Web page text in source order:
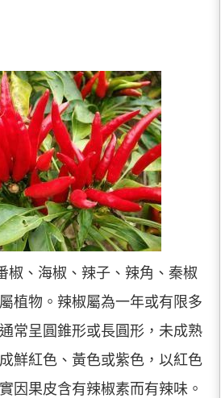
椒、海椒、辣子、辣角、秦椒
植物。辣椒屬為一年或有限多
常呈圓錐形或長圓形，未成熟
鮮紅色、黃色或紫色，以紅色
因果皮含有辣椒素而有辣味。